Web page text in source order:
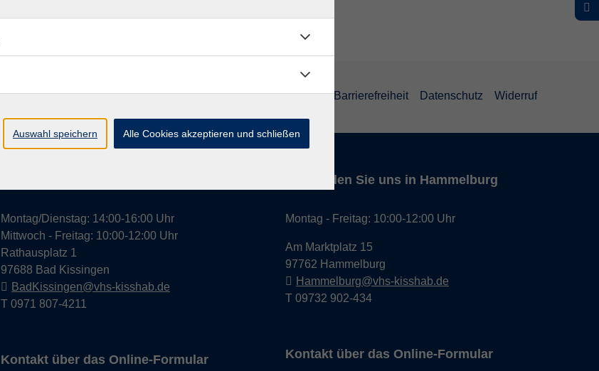
Widerrufsrecht Impressum AGB Barrierefreiheit Datenschutz Widerruf
Montag/Dienstag: 14:00-16:00 Uhr
Mittwoch - Freitag: 10:00-12:00 Uhr
Rathausplatz 1
97688 Bad Kissingen
BadKissingen@vhs-kisshab.de
T 0971 807-4211
Kontakt über das Online-Formular
Hier finden Sie uns in Hammelburg
Montag - Freitag: 10:00-12:00 Uhr
Am Marktplatz 15
97762 Hammelburg
Hammelburg@vhs-kisshab.de
T 09732 902-434
Kontakt über das Online-Formular
Auswahl speichern Alle Cookies akzeptieren und schließen